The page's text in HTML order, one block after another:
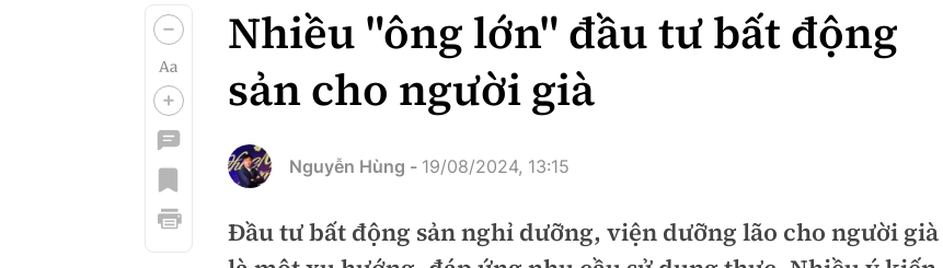
Quy hoạch
Doanh nhân
Mua bán
Giới thiệu dự án
Góp ý phản ảnh
Multimedia
Video
Nhiều "ông lớn" đầu tư bất động
sản cho người già
Nguyễn Hùng - 19/08/2024, 13:15
Đầu tư bất động sản nghỉ dưỡng, viện dưỡng lão cho người già